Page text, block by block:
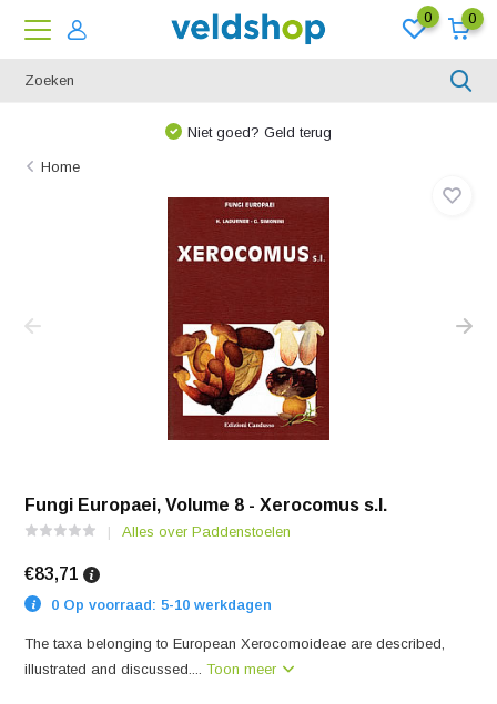
0 0
Niet goed? Geld terug
Home
Fungi Europaei, Volume 8 - Xerocomus s.l.
Alles over Paddenstoelen
€83,71
0 Op voorraad: 5-10 werkdagen
The taxa belonging to European Xerocomoideae are described,
illustrated and discussed....Toon meer